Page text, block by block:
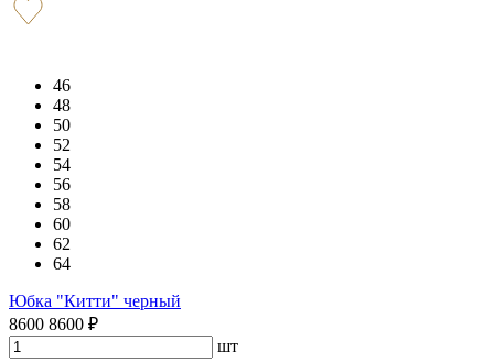
46
48
50
52
54
56
58
60
62
64
Юбка "Китти" черный
8600 8600 ₽
шт